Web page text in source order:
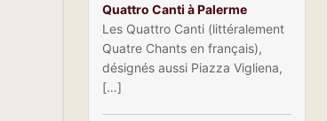
Quattro Canti à Palerme
Les Quattro Canti (littéralement
Quatre Chants en français),
désignés aussi Piazza Vigliena,
[…]